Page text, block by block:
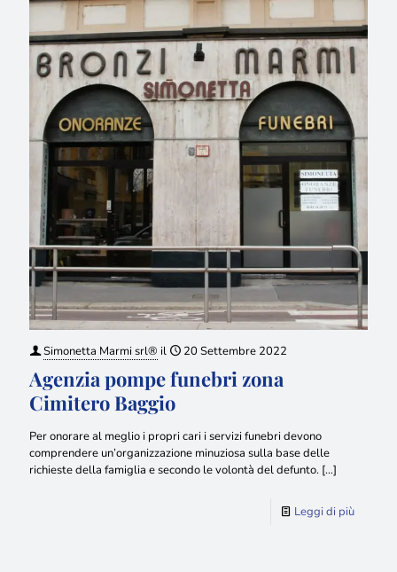
Simonetta Marmi srl® il 20 Settembre 2022
Agenzia pompe funebri zona
Cimitero Baggio
Per onorare al meglio i propri cari i servizi funebri devono
comprendere un’organizzazione minuziosa sulla base delle
richieste della famiglia e secondo le volontà del defunto. […]
Leggi di più